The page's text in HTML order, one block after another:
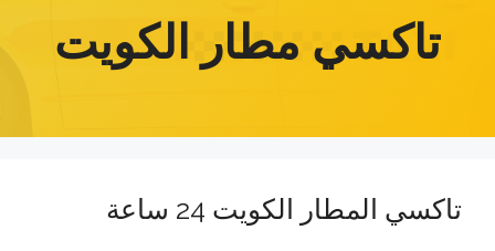
تاكسي مطار الكويت
تاكسي المطار الكويت 24 ساعة